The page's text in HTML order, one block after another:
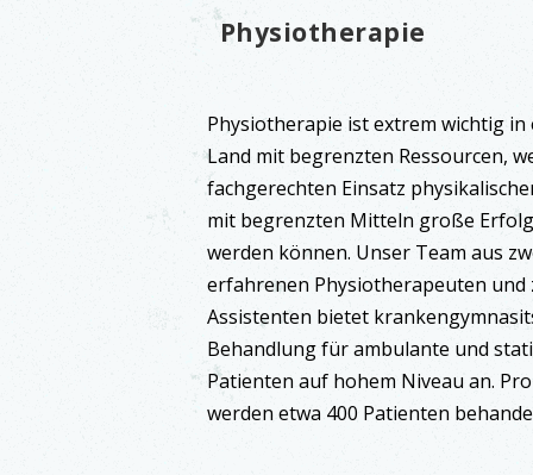
Physiotherapie
Physiotherapie ist extrem wichtig in
Land mit begrenzten Ressourcen,
fachgerechten Einsatz
mit begrenzten Mitteln große
werden können. Unser Team aus
erfahrenen Physiotherapeuten und
Assistenten bietet
Behandlung für ambulante und
Patienten auf hohem Niveau an.
werden etwa 400 Patienten